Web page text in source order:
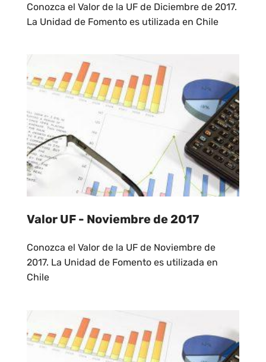
Conozca el Valor de la UF de Diciembre de 2017.
La Unidad de Fomento es utilizada en Chile
Valor UF - Noviembre de 2017
Conozca el Valor de la UF de Noviembre de
2017. La Unidad de Fomento es utilizada en
Chile